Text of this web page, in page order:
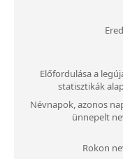
Előfordulása a
statisztikák
Névnapok, azonos
ünnepelt
Rokon